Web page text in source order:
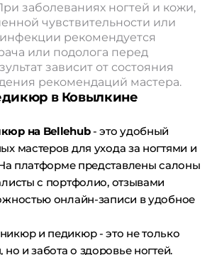
заболеваниях ногтей и кожи,
чувствительности или
рекомендуется
или подолога перед
зависит от состояния
рекомендаций мастера.
в Ковылкине
на Bellehub- это удобный
мастеров для ухода за ногтями и
платформе представлены салоны
с портфолио, отзывами
онлайн-записи в удобное
и педикюр - это не только
и забота о здоровье ногтей.